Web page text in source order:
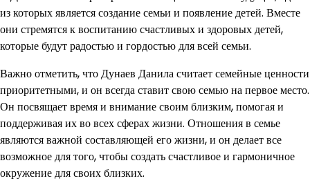
из которых является создание семьи и появление детей. Вместе
они стремятся к воспитанию счастливых и здоровых детей,
которые будут радостью и гордостью для всей семьи.
Важно отметить, что Дунаев Данила считает семейные ценности
приоритетными, и он всегда ставит свою семью на первое место.
Он посвящает время и внимание своим близким, помогая и
поддерживая их во всех сферах жизни. Отношения в семье
являются важной составляющей его жизни, и он делает все
возможное для того, чтобы создать счастливое и гармоничное
окружение для своих близких.